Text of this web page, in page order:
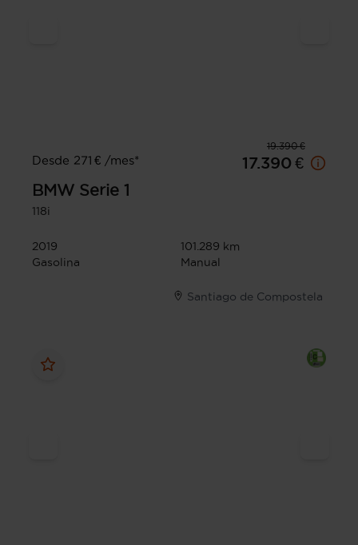
19.390 €
Desde 271 € /mes*
17.390 €
BMW Serie 1
118i
2019
101.289 km
Gasolina
Manual
Santiago de Compostela